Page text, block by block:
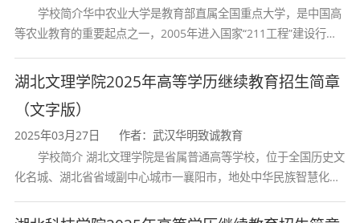
车营销、车损查勘和产品规划等基本方法；
4．具有从事汽车技术服务、汽车市场研究与营销
策划、车损勘查、金融保险服务和汽车相关 产品
企划等工作的基本能力；
5．具有较强的信息处理能力和外语应用能力，并
具有良好的交流沟通能力；
6．熟悉本专业领域涉及的国家有关方针、政策法
学校简介华中农业大学是教育部直属全国重点大学，是中国高
等农业教育的重要起点之一，2005年进入国家“211工程”建设行
首轮“双一流”成效
湖北文理学院2025年高等学历继续教育招生简章
（文字版）
2025年03月27日
作者：武汉华明致诚教育
学校简介 湖北文理学院是省属普通高等学校，位于全国历史文
化名城、湖北省省域副中心城市一襄阳市，地处中华民族智慧化身
学校、全国普通